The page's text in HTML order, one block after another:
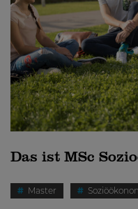
Das ist MSc
Master